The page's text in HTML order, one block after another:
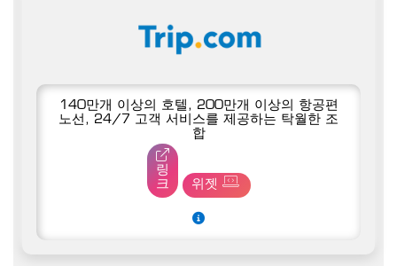
140만개 이상의 호텔, 200만개 이상의 항공편
노선, 24/7 고객 서비스를 제공하는 탁월한 조
합
링
크
위젯